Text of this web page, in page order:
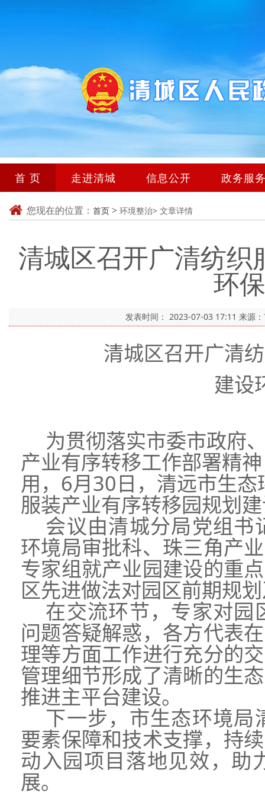
首 页 走进清城 信息公开 政务服
您现在的位置： 首页 > 环境整治> 文章详情
清城区召开广清纺
环
发表时间： 2023-07-03 17:11 来源
清城区召开广清
建设
为贯彻落实市委市政府
产业有序转移工作部署精
用， 6月30日，清远市生
服装产业有序转移园规划
会议由清城分局党组
环境局审批科、珠三角产
专家组就产业园建设的重
区先进做法对园区前期规
在交流环节，专家对园
问题答疑解惑，各方代表
理等方面工作进行充分的
管理细节形成了清晰的生
推进主平台建设。
下一步，市生态环境
要素保障和技术支撑，持
动入园项目落地见效，助
展。